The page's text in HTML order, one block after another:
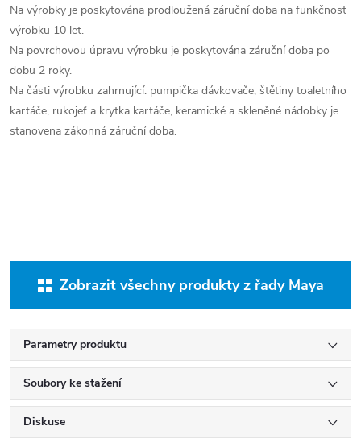
Na výrobky je poskytována prodloužená záruční doba na funkčnost
výrobku 10 let.
Na povrchovou úpravu výrobku je poskytována záruční doba po
dobu 2 roky.
Na části výrobku zahrnující: pumpička dávkovače, štětiny toaletního
kartáče, rukojeť a krytka kartáče, keramické a skleněné nádobky je
stanovena zákonná záruční doba.
Zobrazit všechny produkty z řady Maya
Parametry produktu
Soubory ke stažení
Diskuse